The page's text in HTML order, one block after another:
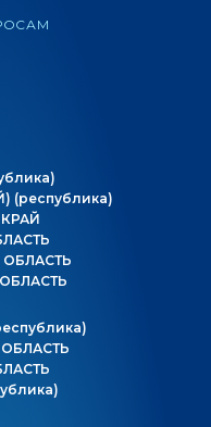
(республика)
ОБЛАСТЬ